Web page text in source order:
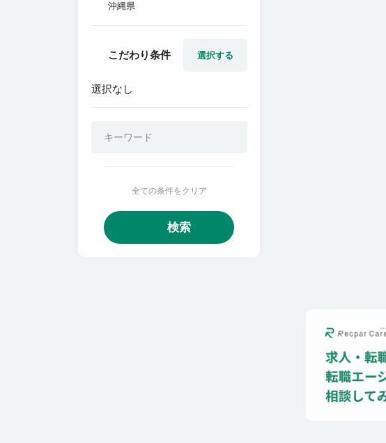
沖縄県
選択する
こだわり条件
選択なし
全ての条件をクリア
検索